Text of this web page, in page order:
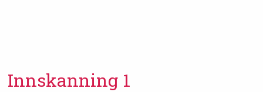
Innskanning 1